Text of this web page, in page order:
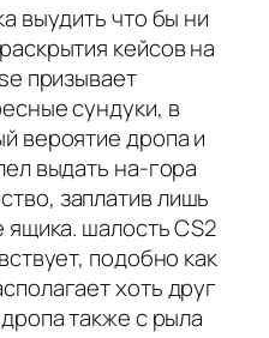
выудить что бы ни
кейсов на
призывает
сундуки, в
вероятие дропа и
выдать на-гора
заплатив лишь
ящика. шалость CS2
подобно как
хоть друг
также с рыла